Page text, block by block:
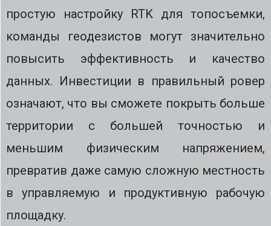
простую настройку RTK для топосъемки,
команды геодезистов могут значительно
повысить эффективность и качество
данных. Инвестиции в правильный ровер
означают, что вы сможете покрыть больше
территории с большей точностью и
меньшим физическим напряжением,
превратив даже самую сложную местность
в управляемую и продуктивную рабочую
площадку.